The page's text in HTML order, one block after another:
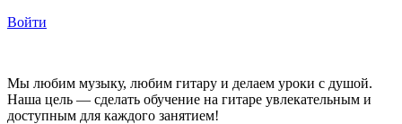
Войти
Мы любим музыку, любим гитару и делаем уроки с душой.
Наша цель — сделать обучение на гитаре увлекательным и
доступным для каждого занятием!